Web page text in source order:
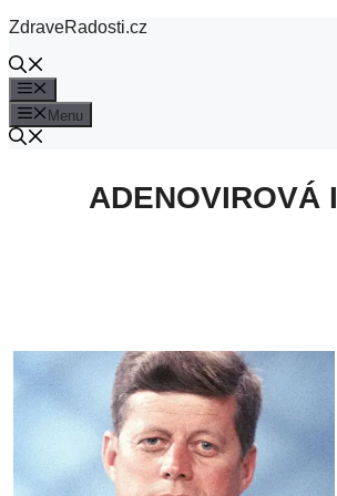
Přeskočit
obsah
ZdraveRadosti.cz
Menu
ADENOVIROVÁ